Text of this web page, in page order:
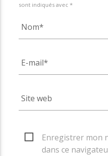
sont indiqués avec *
Enregistrer mon
dans ce